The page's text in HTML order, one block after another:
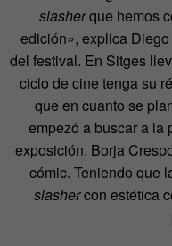
slasherque hemos
edición», explica
del festival. En Sitges
ciclo de cine tenga su
que en cuanto se
empezó a buscar a la
exposición. Borja
cómic. Teniendo que
slashercon estética